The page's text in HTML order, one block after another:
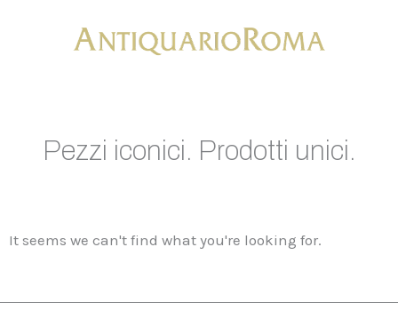
Pezzi iconici. Prodotti unici.
It seems we can't find what you're looking for.